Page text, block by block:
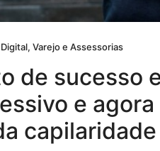
Varejo e Assessorias
de sucesso
e